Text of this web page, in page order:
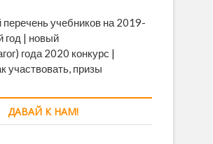
учебников на 2019-
год | новый
года 2020 конкурс |
участвовать, призы
ДАВАЙ К НАМ!